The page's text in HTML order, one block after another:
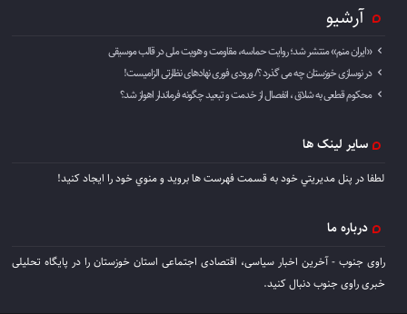
آرشیو
«ایران منم» منتشر شد؛ روایت حماسه، مقاومت و هویت ملی در قالب موسیقی
در نوسازی خوزستان چه می گذرد ؟/ ورودی فوری نهادهای نظارتی الزامیست!
محکوم قطعی به شلاق ، انفصال از خدمت و تبعید چگونه فرماندار اهواز شد؟
سایر لینک ها
لطفا در پنل مديريتي خود به قسمت فهرست ها برويد و منوي خود را ايجاد كنيد!
درباره ما
راوی جنوب - آخرین اخبار سیاسی، اقتصادی اجتماعی استان خوزستان را در پایگاه تحلیلی
خبری راوی جنوب دنبال کنید.